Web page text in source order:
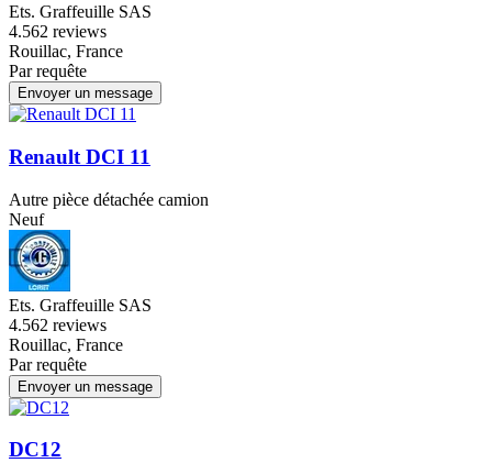
Ets. Graffeuille SAS
4.562 reviews
Rouillac, France
Par requête
Envoyer un message
Renault DCI 11
Autre pièce détachée camion
Neuf
Ets. Graffeuille SAS
4.562 reviews
Rouillac, France
Par requête
Envoyer un message
DC12